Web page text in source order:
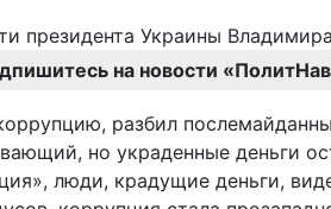
на новости
разбил
но украденные деньги
люди, крадущие деньги,